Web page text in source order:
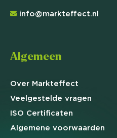
info@markteffect.nl
Algemeen
Over Markteffect
Veelgestelde vragen
ISO Certificaten
Algemene voorwaarden